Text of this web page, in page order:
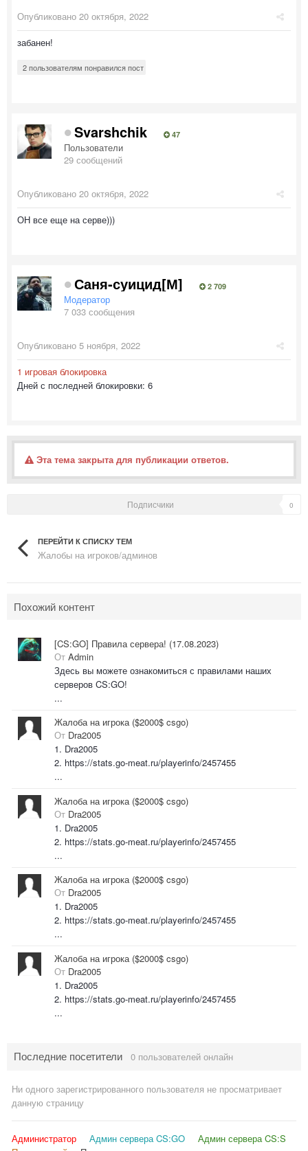
Опубликовано 20 октября, 2022
забанен!
2 пользователям понравился пост
Svarshchik 47
Пользователи
29 сообщений
Опубликовано 20 октября, 2022
ОН все еще на серве)))
Саня-суицид[М] 2 709
Модератор
7 033 сообщения
Опубликовано 5 ноября, 2022
1 игровая блокировка
Дней с последней блокировки: 6
Эта тема закрыта для публикации ответов.
Подписчики 0
ПЕРЕЙТИ К СПИСКУ ТЕМ
Жалобы на игроков/админов
Похожий контент
[CS:GO] Правила сервера! (17.08.2023)
От Admin
Здесь вы можете ознакомиться с правилами наших
серверов CS:GO!
...
Жалоба на игрока ($2000$ csgo)
От Dra2005
1. Dra2005
2. https://stats.go-meat.ru/playerinfo/2457455
...
Жалоба на игрока ($2000$ csgo)
От Dra2005
1. Dra2005
2. https://stats.go-meat.ru/playerinfo/2457455
...
Жалоба на игрока ($2000$ csgo)
От Dra2005
1. Dra2005
2. https://stats.go-meat.ru/playerinfo/2457455
...
Жалоба на игрока ($2000$ csgo)
От Dra2005
1. Dra2005
2. https://stats.go-meat.ru/playerinfo/2457455
...
Последние посетители 0 пользователей онлайн
Ни одного зарегистрированного пользователя не просматривает
данную страницу
Администратор Админ сервера CS:GO
Админ сервера CS:S